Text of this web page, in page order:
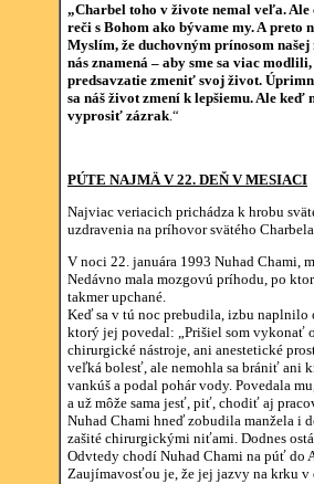
„Charbel toho v živote nemal veľa.
reči s Bohom ako bývame my. A preto
Myslím, že duchovným prínosom
nás znamená – aby sme sa viac
predsavzatie zmeniť svoj život.
sa náš život zmení k lepšiemu. Ale
vyprosiť zázrak.“
PÚTE NAJMÄ V 22. DEŇ V MESIACI
Najviac veriacich prichádza k hrobu
uzdravenia na príhovor svätého
V noci 22. januára 1993 Nuhad Chami,
Nedávno mala mozgovú príhodu, po
takmer upchané.
Keď sa v tú noc prebudila, izbu naplnilo
ktorý jej povedal: „Prišiel som vykonať
chirurgické nástroje, ani anestetické
veľká bolesť, ale nemohla sa brániť ani
vankúš a podal pohár vody. Povedala
a už môže sama jesť, piť, chodiť aj
Nuhad Chami hneď zobudila manžela i
zašité chirurgickými niťami. Dodnes
Odvtedy chodí Nuhad Chami na púť do
Zaujímavosťou je, že jej jazvy na krku v